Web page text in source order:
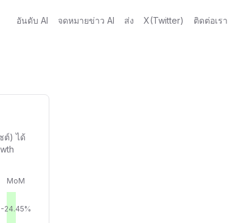
อันดับ AI จดหมายข่าว AI ส่ง X(Twitter) ติดต่อเรา
ต์) ได้
MoM
-24.45%